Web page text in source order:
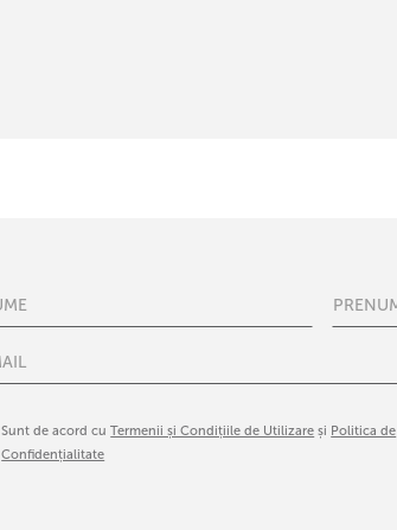
Sunt de acord cuTermenii și Condițiile de Utilizare și Politica de
Confidențialitate